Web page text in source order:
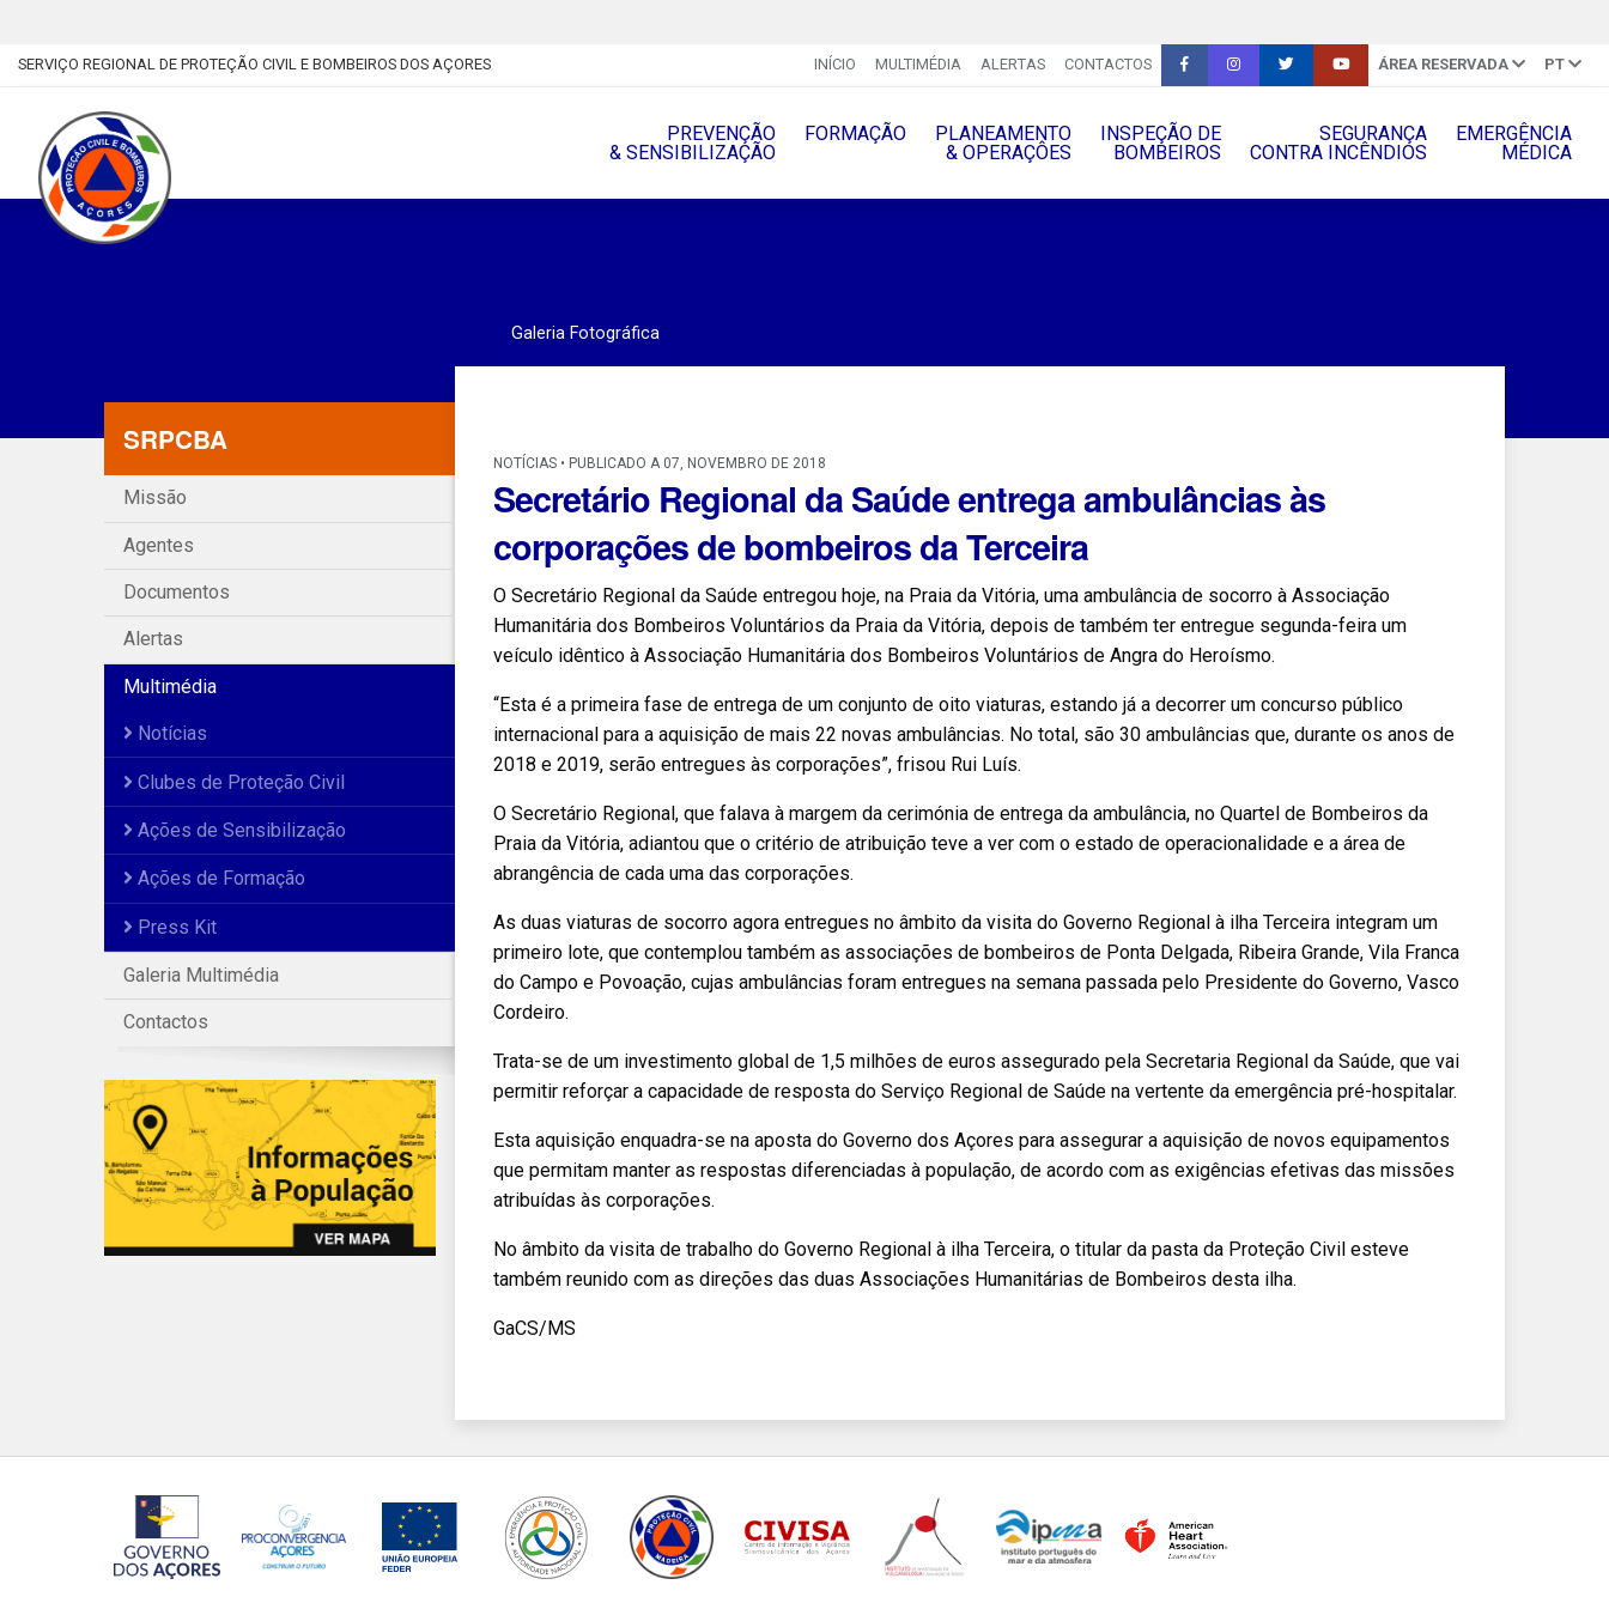
SERVIÇO REGIONAL DE PROTEÇÃO CIVIL E BOMBEIROS DOS AÇORES INÍCIO MULTIMÉDIA ALERTAS CONTACTOS ÁREA RESERVADA PT
PREVENÇÃO
& SENSIBILIZAÇÃO
FORMAÇÃO
PLANEAMENTO
& OPERAÇÔES
INSPEÇÃO DE
BOMBEIROS
SEGURANÇA
CONTRA INCÊNDIOS
EMERGÊNCIA
MÉDICA
SRPCBA
Missão
Agentes
Documentos
Alertas
Multimédia
Notícias
Clubes de Proteção Civil
Ações de Sensibilização
Ações de Formação
Press Kit
Galeria Multimédia
Contactos
Galeria Fotográfica
NOTÍCIAS • PUBLICADO A 07, NOVEMBRO DE 2018
Secretário Regional da Saúde entrega ambulâncias às
corporações de bombeiros da Terceira
O Secretário Regional da Saúde entregou hoje, na Praia da Vitória, uma ambulância de socorro à Associação
Humanitária dos Bombeiros Voluntários da Praia da Vitória, depois de também ter entregue segunda-feira um
veículo idêntico à Associação Humanitária dos Bombeiros Voluntários de Angra do Heroísmo.
“Esta é a primeira fase de entrega de um conjunto de oito viaturas, estando já a decorrer um concurso público
internacional para a aquisição de mais 22 novas ambulâncias. No total, são 30 ambulâncias que, durante os anos de
2018 e 2019, serão entregues às corporações”, frisou Rui Luís.
O Secretário Regional, que falava à margem da cerimónia de entrega da ambulância, no Quartel de Bombeiros da
Praia da Vitória, adiantou que o critério de atribuição teve a ver com o estado de operacionalidade e a área de
abrangência de cada uma das corporações.
As duas viaturas de socorro agora entregues no âmbito da visita do Governo Regional à ilha Terceira integram um
primeiro lote, que contemplou também as associações de bombeiros de Ponta Delgada, Ribeira Grande, Vila Franca
do Campo e Povoação, cujas ambulâncias foram entregues na semana passada pelo Presidente do Governo, Vasco
Cordeiro.
Trata-se de um investimento global de 1,5 milhões de euros assegurado pela Secretaria Regional da Saúde, que vai
permitir reforçar a capacidade de resposta do Serviço Regional de Saúde na vertente da emergência pré-hospitalar.
Esta aquisição enquadra-se na aposta do Governo dos Açores para assegurar a aquisição de novos equipamentos
que permitam manter as respostas diferenciadas à população, de acordo com as exigências efetivas das missões
atribuídas às corporações.
No âmbito da visita de trabalho do Governo Regional à ilha Terceira, o titular da pasta da Proteção Civil esteve
também reunido com as direções das duas Associações Humanitárias de Bombeiros desta ilha.
GaCS/MS